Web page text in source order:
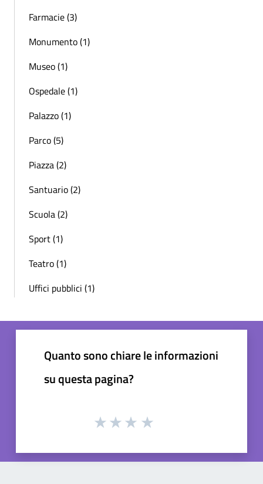
Farmacie (3)
Monumento (1)
Museo (1)
Ospedale (1)
Palazzo (1)
Parco (5)
Piazza (2)
Santuario (2)
Scuola (2)
Sport (1)
Teatro (1)
Uffici pubblici (1)
Quanto sono chiare le informazioni
su questa pagina?